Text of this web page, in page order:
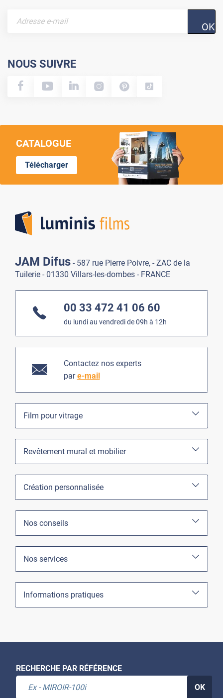
OK
NOUS SUIVRE
CATALOGUE
Télécharger
JAM Difus - 587 rue Pierre Poivre, - ZAC de la
Tuilerie - 01330 Villars-les-dombes - FRANCE
00 33 472 41 06 60
du lundi au vendredi de 09h à 12h
Contactez nos experts
pare-mail
Film pour vitrage
Revêtement mural et mobilier
Création personnalisée
Nos conseils
Nos services
Informations pratiques
RECHERCHE PAR RÉFÉRENCE
OK